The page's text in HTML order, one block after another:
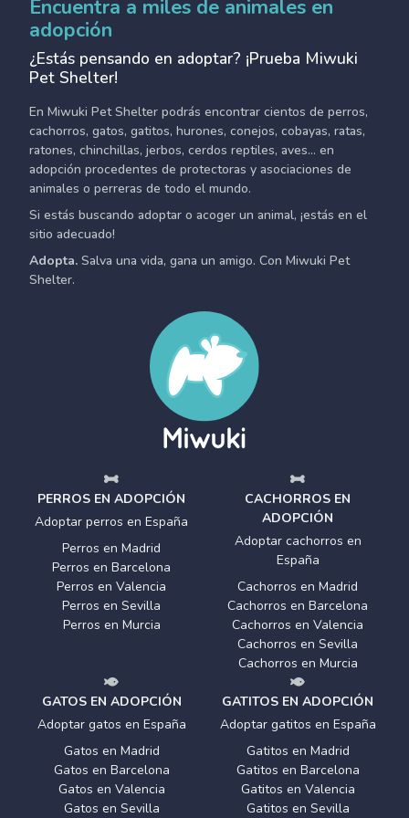
Encuentra a miles de animales en
adopción
¿Estás pensando en adoptar? ¡Prueba Miwuki
Pet Shelter!
En Miwuki Pet Shelter podrás encontrar cientos de perros,
cachorros, gatos, gatitos, hurones, conejos, cobayas, ratas,
ratones, chinchillas, jerbos, cerdos reptiles, aves... en
adopción procedentes de protectoras y asociaciones de
animales o perreras de todo el mundo.
Si estás buscando adoptar o acoger un animal, ¡estás en el
sitio adecuado!
Adopta. Salva una vida, gana un amigo. Con Miwuki Pet
Shelter.
PERROS EN ADOPCIÓN
Adoptar perros en España
Perros en Madrid
Perros en Barcelona
Perros en Valencia
Perros en Sevilla
Perros en Murcia
CACHORROS EN
ADOPCIÓN
Adoptar cachorros en
España
Cachorros en Madrid
Cachorros en Barcelona
Cachorros en Valencia
Cachorros en Sevilla
Cachorros en Murcia
GATOS EN ADOPCIÓN
Adoptar gatos en España
Gatos en Madrid
Gatos en Barcelona
Gatos en Valencia
Gatos en Sevilla
GATITOS EN ADOPCIÓN
Adoptar gatitos en España
Gatitos en Madrid
Gatitos en Barcelona
Gatitos en Valencia
Gatitos en Sevilla